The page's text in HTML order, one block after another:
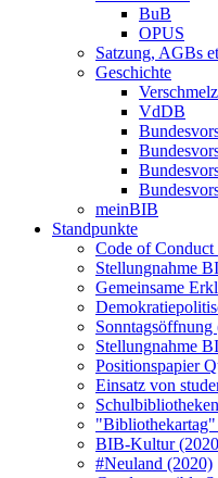
BuB
OPUS
Satzung, AGBs
Geschichte
VdDB
meinBIB
Standpunkte
Code of
Stellungnahme
Gemeinsame
Stellungnahme
Positionspapier
Einsatz von
BIB-Kultur
#Neuland (2020)